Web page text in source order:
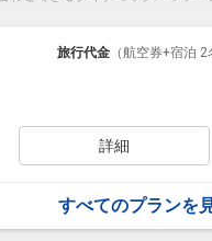
はJALグループ）確約！フライト
交通・体験プランなどの追加（
旅行代金 （航空券+宿泊
詳細
すべてのプランを